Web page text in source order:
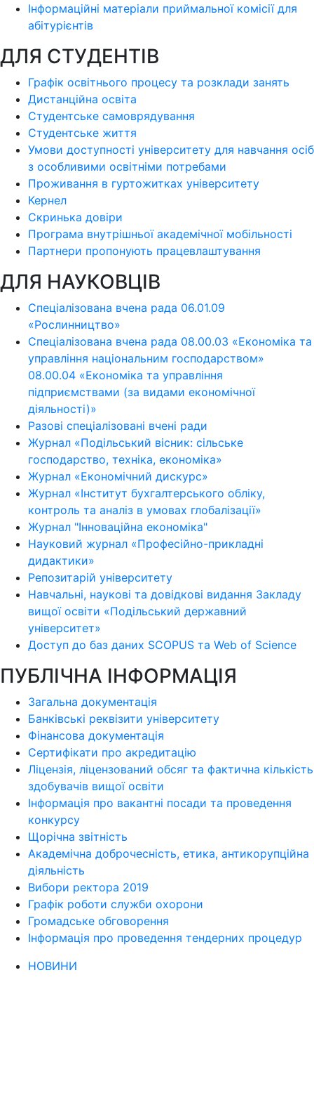
Інформаційні матеріали приймальної комісії для
абітурієнтів
ДЛЯ СТУДЕНТІВ
Графік освітнього процесу та розклади занять
Дистанційна освіта
Студентське самоврядування
Студентське життя
Умови доступності університету для навчання осіб
з особливими освітніми потребами
Проживання в гуртожитках університету
Кернел
Скринька довіри
Програма внутрішньої академічної мобільності
Партнери пропонують працевлаштування
ДЛЯ НАУКОВЦІВ
Спеціалізована вчена рада 06.01.09
«Рослинництво»
Спеціалізована вчена рада 08.00.03 «Економіка та
управління національним господарством»
08.00.04 «Економіка та управління
підприємствами (за видами економічної
діяльності)»
Разові спеціалізовані вчені ради
Журнал «Подільський вісник: сільське
господарство, техніка, економіка»
Журнал «Економічний дискурс»
Журнал «Інститут бухгалтерського обліку,
контроль та аналіз в умовах глобалізації»
Журнал "Інноваційна економіка"
Науковий журнал «Професійно-прикладні
дидактики»
Репозитарій університету
Навчальні, наукові та довідкові видання Закладу
вищої освіти «Подільський державний
університет»
Доступ до баз даних SCOPUS та Web of Science
ПУБЛІЧНА ІНФОРМАЦІЯ
Загальна документація
Банківські реквізити університету
Фінансова документація
Сертифікати про акредитацію
Ліцензія, ліцензований обсяг та фактична кількість
здобувачів вищої освіти
Інформація про вакантні посади та проведення
конкурсу
Щорічна звітність
Академічна доброчесність, етика, антикорупційна
діяльність
Вибори ректора 2019
Графік роботи служби охорони
Громадське обговорення
Інформація про проведення тендерних процедур
НОВИНИ